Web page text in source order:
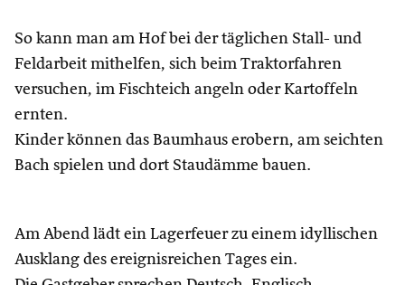
So kann man am Hof bei der täglichen Stall- und
Feldarbeit mithelfen, sich beim Traktorfahren
versuchen, im Fischteich angeln oder Kartoffeln
ernten.
Kinder können das Baumhaus erobern, am seichten
Bach spielen und dort Staudämme bauen.
Am Abend lädt ein Lagerfeuer zu einem idyllischen
Ausklang des ereignisreichen Tages ein.